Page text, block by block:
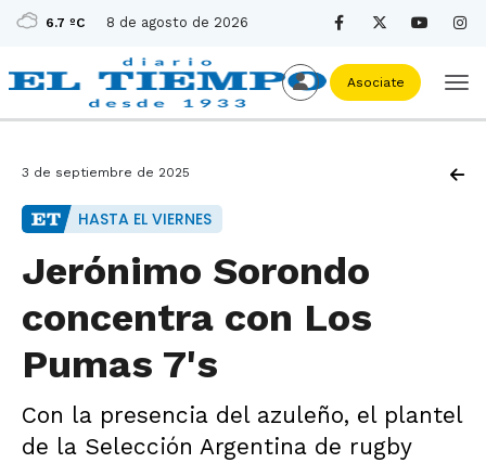
6.7 ºC 8 de agosto de 2026
Asociate
3 de septiembre de 2025
HASTA EL VIERNES
Jerónimo Sorondo
concentra con Los
Pumas 7's
Con la presencia del azuleño, el plantel
de la Selección Argentina de rugby